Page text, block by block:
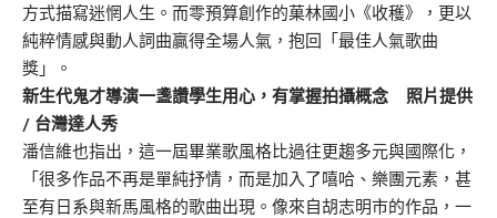
方式描寫迷惘人生。而零預算創作的菓林國小《收穫》，更以
純粹情感與動人詞曲贏得全場人氣，抱回「最佳人氣歌曲
獎」。
新生代鬼才導演一盞讚學生用心，有掌握拍攝概念 照片提供
/ 台灣達人秀
潘信維也指出，這一屆畢業歌風格比過往更趨多元與國際化，
「很多作品不再是單純抒情，而是加入了嘻哈、樂團元素，甚
至有日系與新馬風格的歌曲出現。像來自胡志明市的作品，一